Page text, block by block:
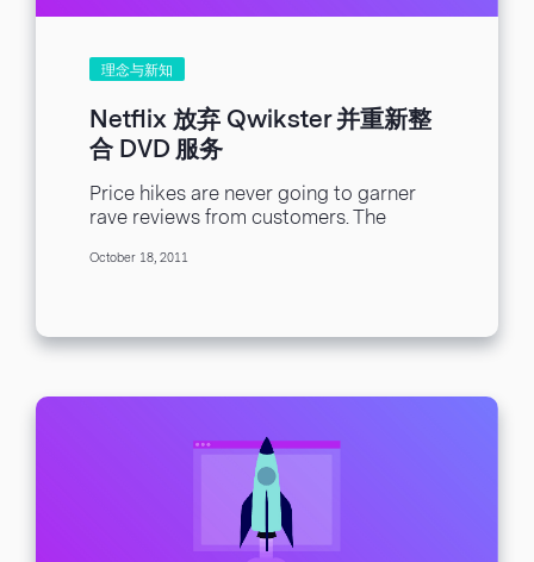
理念与新知
Netflix 放弃 Qwikster 并重新整
合 DVD 服务
Price hikes are never going to garner
rave reviews from customers. The
rental services...
October 18, 2011